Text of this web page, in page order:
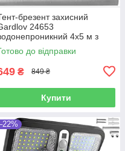
брезент захисний
24653
4х5 м з
до відправки
₴ 849 ₴
Купити